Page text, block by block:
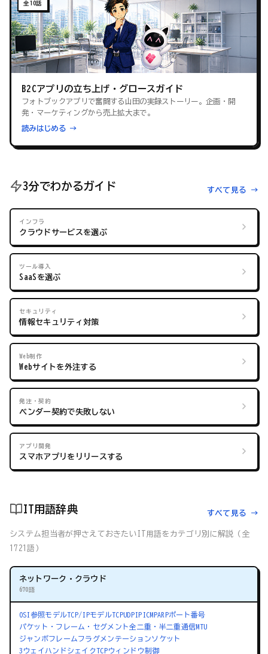
全10話
B2Cアプリの立ち上げ・グロースガイド
フォトブックアプリで奮闘する山田の実録ストーリー。企画・開
発・マーケティングから売上拡大まで。
読みはじめる →
3分でわかるガイド すべて見る →
インフラ
クラウドサービスを選ぶ
ツール導入
SaaSを選ぶ
セキュリティ
情報セキュリティ対策
Web制作
Webサイトを外注する
発注・契約
ベンダー契約で失敗しない
アプリ開発
スマホアプリをリリースする
IT用語辞典 すべて見る →
システム担当者が押さえておきたいIT用語をカテゴリ別に解説（全
1721語）
ネットワーク・クラウド
670語
OSI参照モデルTCP/IPモデルTCPUDPIPICMPARPポート番号
パケット・フレーム・セグメント全二重・半二重通信MTU
ジャンボフレーム フラグメンテーションソケット
3ウェイハンドシェイクTCPウィンドウ制御